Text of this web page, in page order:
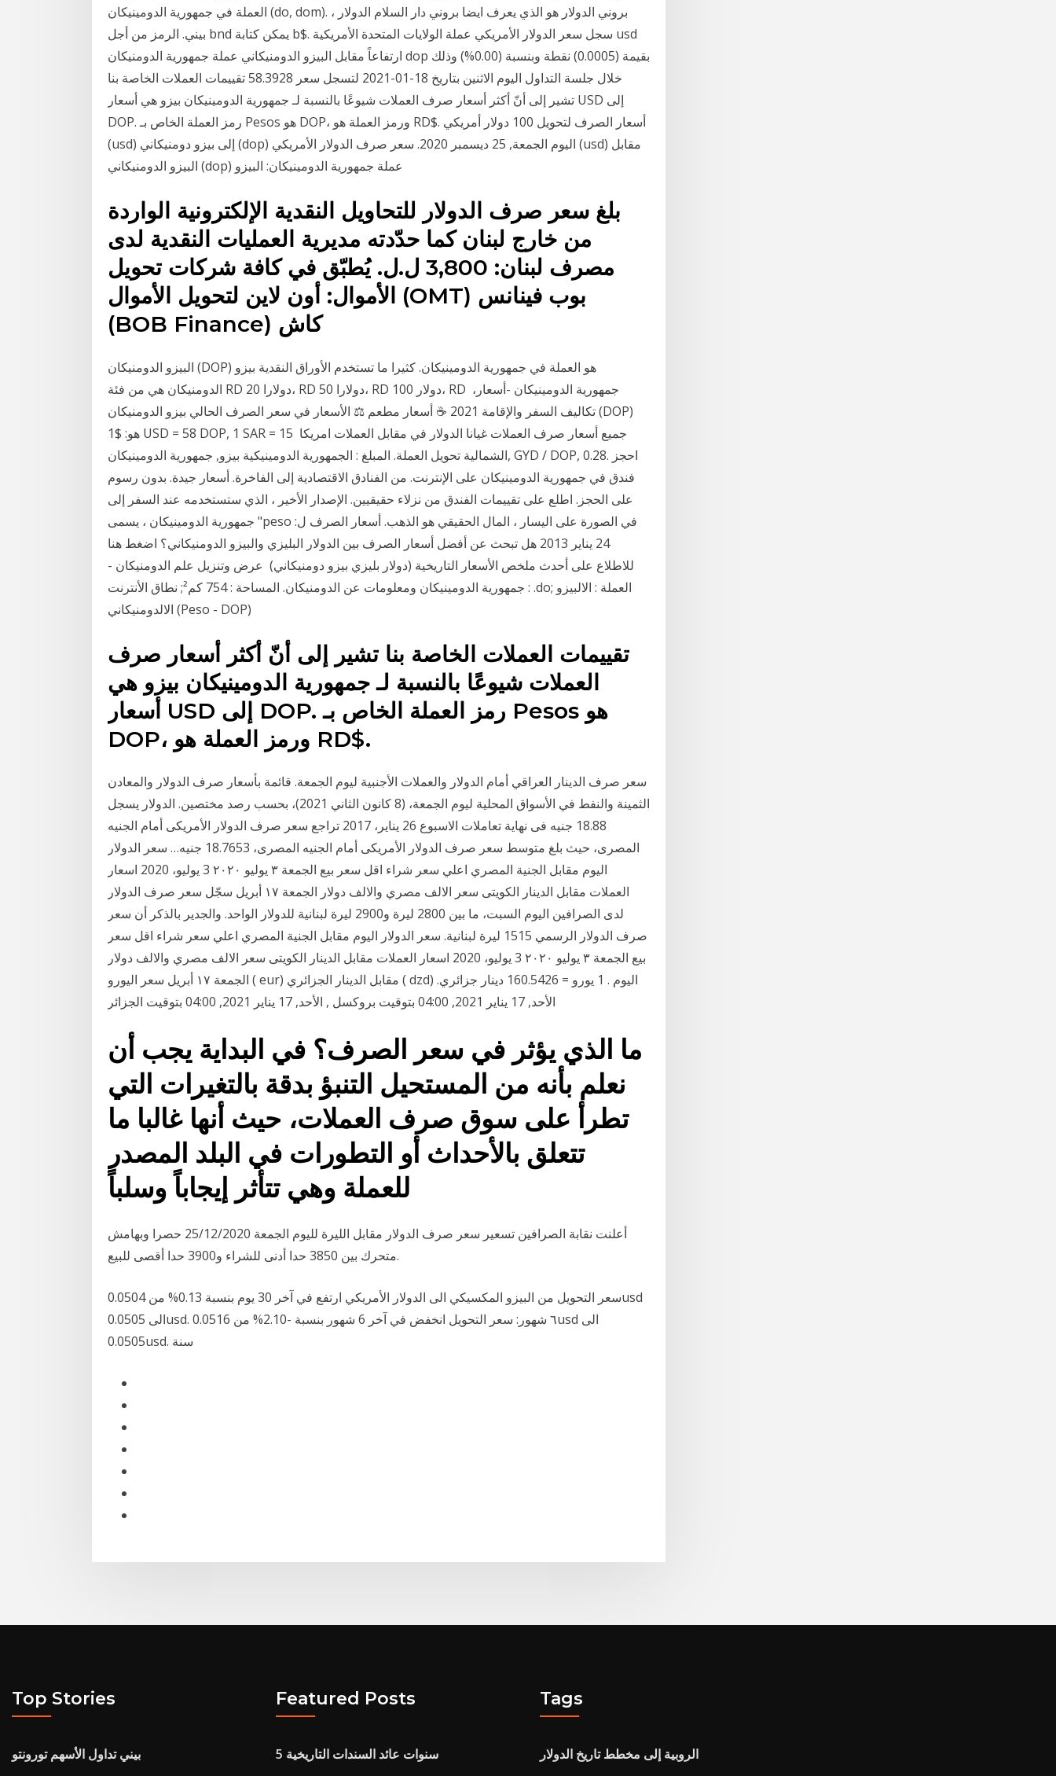
العملة في جمهورية الدومينيكان (do, dom). بروني الدولار هو الذي يعرف ايضا بروني دار السلام الدولار ،
بيني. الرمز من أجل bnd يمكن كتابة b$. سجل سعر الدولار الأمريكي عملة الولايات المتحدة الأمريكية usd
ارتفاعاً مقابل البيزو الدومنيكاني عملة جمهورية الدومنيكان dop بقيمة (0.0005) نقطة وبنسبة (0.00%) وذلك
خلال جلسة التداول اليوم الاثنين بتاريخ 18-01-2021 لتسجل سعر 58.3928 تقييمات العملات الخاصة بنا
تشير إلى أنّ أكثر أسعار صرف العملات شيوعًا بالنسبة لـ جمهورية الدومينيكان بيزو هي أسعار USD إلى
DOP. رمز العملة الخاص بـ Pesos هو DOP، ورمز العملة هو RD$. أسعار الصرف لتحويل 100 دولار أمريكي
(usd) إلى بيزو دومنيكاني (dop) اليوم الجمعة, 25 ديسمبر 2020. سعر صرف الدولار الأمريكي (usd) مقابل
البيزو الدومنيكاني (dop) عملة جمهورية الدومينيكان: البيزو
بلغ سعر صرف الدولار للتحاويل النقدية الإلكترونية الواردة
من خارج لبنان كما حدّدته مديرية العمليات النقدية لدى
مصرف لبنان: 3,800 ل.ل. يُطبّق في كافة شركات تحويل
الأموال: أون لاين لتحويل الأموال (OMT) بوب فينانس
(BOB Finance) كاش
البيزو الدومنيكان (DOP) هو العملة في جمهورية الدومينيكان. كثيرا ما تستخدم الأوراق النقدية بيزو
الدومنيكان هي من فئة RD 20 دولارا، RD 50 دولارا، RD 100 دولار، RD جمهورية الدومينيكان -أسعار،
تكاليف السفر والإقامة 2021 ☕ أسعار مطعم ⚖ الأسعار في سعر الصرف الحالي بيزو الدومنيكان (DOP)
هو: $1 USD = 58 DOP, 1 SAR = 15 جميع أسعار صرف العملات غيانا الدولار في مقابل العملات امريكا
الشمالية تحويل العملة. المبلغ : الجمهورية الدومينيكية بيزو, جمهورية الدومينيكان, GYD / DOP, 0.28. احجز
فندق في جمهورية الدومينيكان على الإنترنت. من الفنادق الاقتصادية إلى الفاخرة. أسعار جيدة. بدون رسوم
على الحجز. اطلع على تقييمات الفندق من نزلاء حقيقيين. الإصدار الأخير ، الذي ستستخدمه عند السفر إلى
جمهورية الدومينيكان ، يسمى "peso في الصورة على اليسار ، المال الحقيقي هو الذهب. أسعار الصرف ل:
24 يناير 2013 هل تبحث عن أفضل أسعار الصرف بين الدولار البليزي والبيزو الدومنيكاني؟ اضغط هنا
للاطلاع على أحدث ملخص الأسعار التاريخية (دولار بليزي بيزو دومنيكاني) عرض وتنزيل علم الدومنيكان -
جمهورية الدومينيكان ومعلومات عن الدومنيكان. المساحة : 754 كم²; نطاق الأنترنت : .do; العملة : الالبيزو
الالدومنيكاني (Peso - DOP)
تقييمات العملات الخاصة بنا تشير إلى أنّ أكثر أسعار صرف
العملات شيوعًا بالنسبة لـ جمهورية الدومينيكان بيزو هي
أسعار USD إلى DOP. رمز العملة الخاص بـ Pesos هو
DOP، ورمز العملة هو RD$.
سعر صرف الدينار العراقي أمام الدولار والعملات الأجنبية ليوم الجمعة. قائمة بأسعار صرف الدولار والمعادن
الثمينة والنفط في الأسواق المحلية ليوم الجمعة، (8 كانون الثاني 2021)، بحسب رصد مختصين. الدولار يسجل
18.88 جنيه فى نهاية تعاملات الاسبوع 26 يناير، 2017 تراجع سعر صرف الدولار الأمريكى أمام الجنيه
المصرى، حيث بلغ متوسط سعر صرف الدولار الأمريكى أمام الجنيه المصرى، 18.7653 جنيه… سعر الدولار
اليوم مقابل الجنية المصري اعلي سعر شراء اقل سعر بيع الجمعة ٣ يوليو ٢٠٢٠ 3 يوليو، 2020 اسعار
العملات مقابل الدينار الكويتى سعر الالف مصري والالف دولار الجمعة ١٧ أبريل سجّل سعر صرف الدولار
لدى الصرافين اليوم السبت، ما بين 2800 ليرة و2900 ليرة لبنانية للدولار الواحد. والجدير بالذكر أن سعر
صرف الدولار الرسمي 1515 ليرة لبنانية. سعر الدولار اليوم مقابل الجنية المصري اعلي سعر شراء اقل سعر
بيع الجمعة ٣ يوليو ٢٠٢٠ 3 يوليو، 2020 اسعار العملات مقابل الدينار الكويتى سعر الالف مصري والالف دولار
الجمعة ١٧ أبريل سعر اليورو ( eur) مقابل الدينار الجزائري ( dzd) اليوم . 1 يورو = 160.5426 دينار جزائري.
الأحد, 17 يناير 2021, 04:00 بتوقيت بروكسل , الأحد, 17 يناير 2021, 04:00 بتوقيت الجزائر
ما الذي يؤثر في سعر الصرف؟ في البداية يجب أن
نعلم بأنه من المستحيل التنبؤ بدقة بالتغيرات التي
تطرأ على سوق صرف العملات، حيث أنها غالبا ما
تتعلق بالأحداث أو التطورات في البلد المصدر
للعملة وهي تتأثر إيجاباً وسلباً
أعلنت نقابة الصرافين تسعير سعر صرف الدولار مقابل الليرة لليوم الجمعة 25/12/2020 حصرا وبهامش
متحرك بين 3850 حدا أدنى للشراء و3900 حدا أقصى للبيع.
سعر التحويل من البيزو المكسيكي الى الدولار الأمريكي ارتفع في آخر 30 يوم بنسبة 0.13% من 0.0504usd
الى 0.0505usd. ٦ شهور: سعر التحويل انخفض في آخر 6 شهور بنسبة -2.10% من 0.0516usd الى
0.0505usd. سنة
Top Stories
بيني تداول الأسهم تورونتو
Featured Posts
5 سنوات عائد السندات التاريخية
Tags
الروبية إلى مخطط تاريخ الدولار